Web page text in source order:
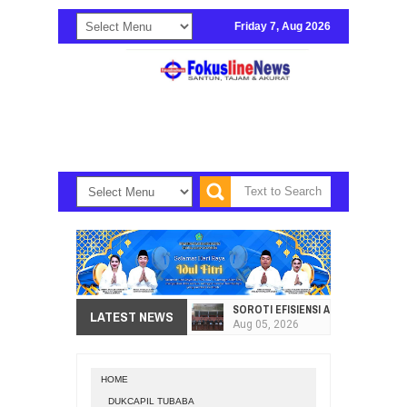
Friday 7, Aug 2026
LATEST NEWS SOROTI EFISIENSI APBD, DPRD
Aug 05, 2026
HOME
DUKCAPIL TUBABA